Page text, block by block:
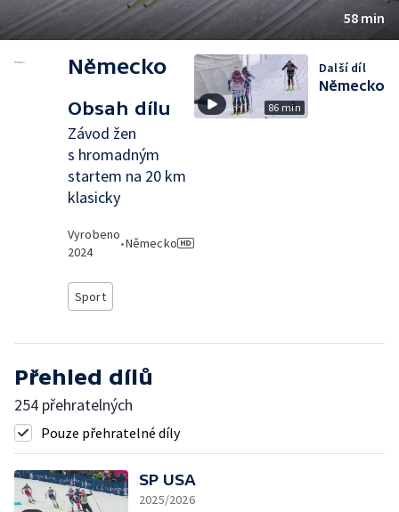
58 min
Německo
Obsah dílu
Závod žen
s hromadným
startem na 20 km
klasicky
Vyrobeno
2024
•Německo
Sport
86 min
Další díl
Německo
Přehled dílů
254 přehratelných
Pouze přehratelné díly
SP USA
2025/2026